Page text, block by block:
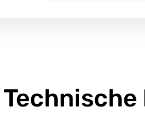
Technische